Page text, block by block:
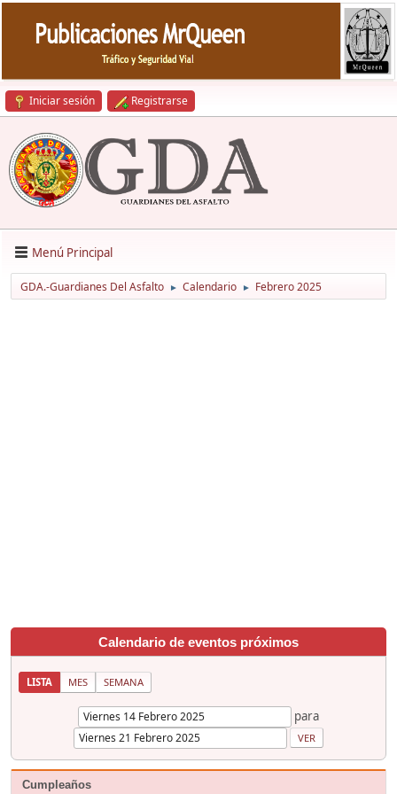
Iniciar sesión Registrarse
Menú Principal
GDA.-Guardianes Del Asfalto ► Calendario ► Febrero 2025
Calendario de eventos próximos
LISTA MES SEMANA
para
Cumpleaños